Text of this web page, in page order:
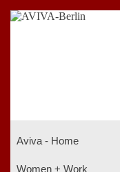
Aviva - Home
Women + Work